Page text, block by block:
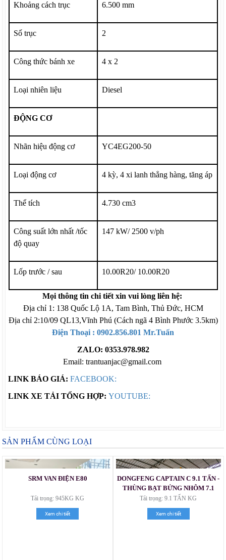
Khoảng cách trục 6.500mm
Số trục 2
Công thức bánh xe 4 x 2
Loại nhiên liệu Diesel
ĐỘNG CƠ
Nhãn hiệu động cơ YC4EG200-50
Loại động cơ 4 kỳ, 4 xi lanh thẳng hàng, tăng áp
Thể tích 4.730cm3
Công suất lớn nhất /tốc
độ quay
147kW/ 2500 v/ph
Lốp trước / sau 10.00R20/ 10.00R20
Mọi thông tin chi tiết xin vui lòng liên hệ:
Địa chỉ 1: 138 Quốc Lộ 1A, Tam Bình, Thủ Đức, HCM
Địa chỉ 2:10/09 QL13,Vĩnh Phú (Cách ngã 4 Bình Phước 3.5km)
Điện Thoại : 0902.856.801 Mr.Tuấn
ZALO: 0353.978.982
Email: trantuanjac@gmail.com
LINK BÁO GIÁ: FACEBOOK:
LINK XE TẢI TỔNG HỢP: YOUTUBE:
SẢN PHẨM CÙNG LOẠI
SRM VAN ĐIỆN E80
Tải trọng: 945KG KG
Xem chi tiết
DONGFENG CAPTAIN C 9.1 TẤN -
THÙNG BẠT BỬNG NHÔM 7.1
MÉT
Tải trọng: 9.1 TẤN KG
Xem chi tiết